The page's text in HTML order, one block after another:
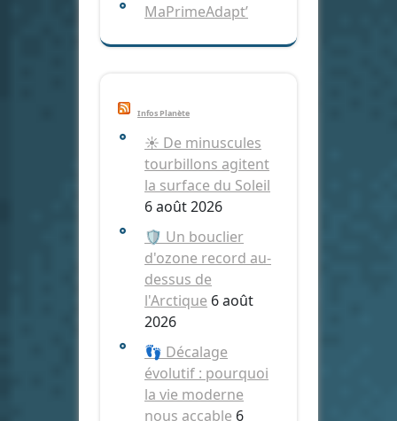
MaPrimeAdapt’
Infos Planète
☀️ De minuscules
tourbillons agitent
la surface du Soleil
6 août 2026
🛡️ Un bouclier
d'ozone record au-
dessus de
l'Arctique 6 août
2026
👣 Décalage
évolutif : pourquoi
la vie moderne
nous accable 6